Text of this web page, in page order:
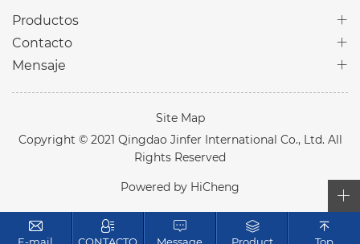
Productos
Contacto
Mensaje
Site Map
Copyright © 2021 Qingdao Jinfer International Co., Ltd. All
Rights Reserved
Powered by HiCheng
E-mail CONTACTO Message Product Top